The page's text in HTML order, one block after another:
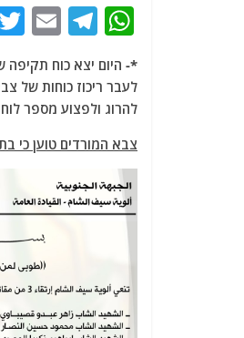
W
at
s
A
p
T
e
g
ra
E
ai
l
לעבר ריכוז כוחות של
להרוג ולפצוע מספר
צבא המורדים טוען כי בתקיפה היו